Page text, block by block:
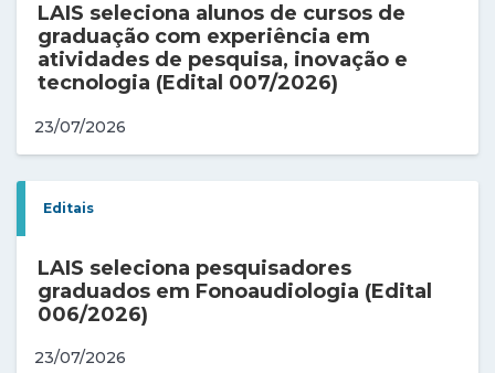
LAIS seleciona alunos de cursos de
graduação com experiência em
atividades de pesquisa, inovação e
tecnologia (Edital 007/2026)
23/07/2026
Editais
LAIS seleciona pesquisadores
graduados em Fonoaudiologia (Edital
006/2026)
23/07/2026